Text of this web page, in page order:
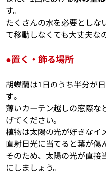
す。
たくさんの水を必要としな
て移動しなくても大丈夫な
●置く・飾る場所
胡蝶蘭は1日のうち半分が
す。
薄いカーテン越しの窓際な
げてください。
植物は太陽の光が好きなイ
直射日光に当てると葉が傷
そのため、太陽の光が直接
にしましょう。